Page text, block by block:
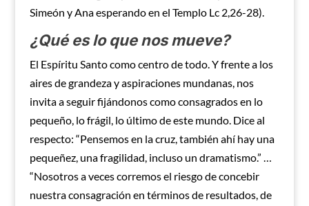
Simeón y Ana esperando en el Templo Lc 2,26-28).
¿Qué es lo que nos mueve?
El Espíritu Santo como centro de todo. Y frente a los
aires de grandeza y aspiraciones mundanas, nos
invita a seguir fijándonos como consagrados en lo
pequeño, lo frágil, lo último de este mundo. Dice al
respecto: “Pensemos en la cruz, también ahí hay una
pequeñez, una fragilidad, incluso un dramatismo.” …
“Nosotros a veces corremos el riesgo de concebir
nuestra consagración en términos de resultados, de